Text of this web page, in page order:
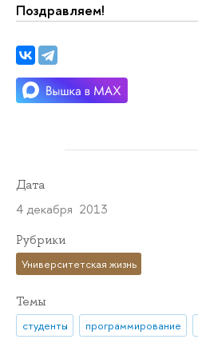
Поздравляем!
Дата
4 декабря 2013
Рубрики
Университетская жизнь
Темы
студенты программирование